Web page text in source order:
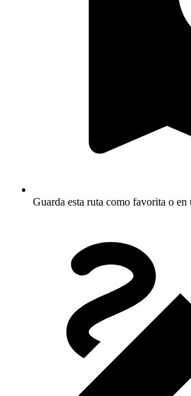
Guarda esta ruta como favorita o en